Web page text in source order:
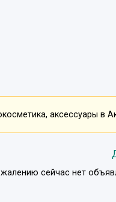
аксессуары в
сейчас нет